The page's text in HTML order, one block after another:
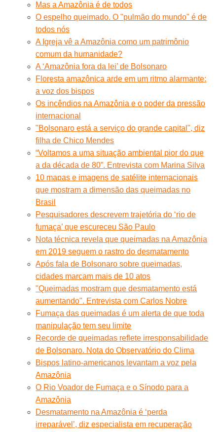
Mas a Amazônia é de todos
O espelho queimado. O "pulmão do mundo" é de
todos nós
A Igreja vê a Amazônia como um patrimônio
comum da humanidade?
A ‘Amazônia fora da lei’ de Bolsonaro
Floresta amazônica arde em um ritmo alarmante:
a voz dos bispos
Os incêndios na Amazônia e o poder da pressão
internacional
"Bolsonaro está a serviço do grande capital", diz
filha de Chico Mendes
“Voltamos a uma situação ambiental pior do que
a da década de 80”. Entrevista com Marina Silva
10 mapas e imagens de satélite internacionais
que mostram a dimensão das queimadas no
Brasil
Pesquisadores descrevem trajetória do ‘rio de
fumaça’ que escureceu São Paulo
Nota técnica revela que queimadas na Amazônia
em 2019 seguem o rastro do desmatamento
Após fala de Bolsonaro sobre queimadas,
cidades marcam mais de 10 atos
"Queimadas mostram que desmatamento está
aumentando". Entrevista com Carlos Nobre
Fumaça das queimadas é um alerta de que toda
manipulação tem seu limite
Recorde de queimadas reflete irresponsabilidade
de Bolsonaro. Nota do Observatório do Clima
Bispos latino-americanos levantam a voz pela
Amazônia
O Rio Voador de Fumaça e o Sínodo para a
Amazônia
Desmatamento na Amazônia é ‘perda
irreparável’, diz especialista em recuperação